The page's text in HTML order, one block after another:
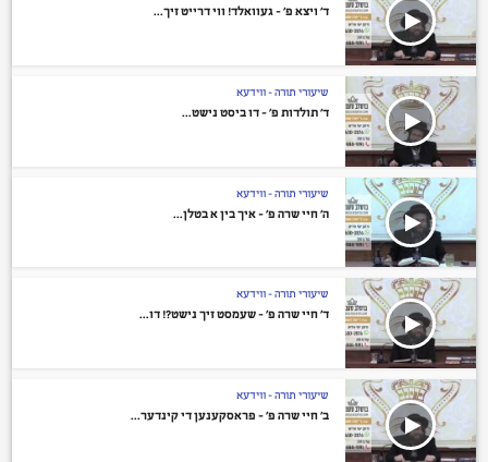
ד’ ויצא פ’ – געוואלד! ווי דרייט זיך...
שיעורי תורה - ווידעא
ד’ תולדות פ’ – דו ביסט נישט...
שיעורי תורה - ווידעא
ה’ חיי שרה פ’ – איך בין א בטלן...
שיעורי תורה - ווידעא
ד’ חיי שרה פ’ – שעמסט זיך נישט?! דו...
שיעורי תורה - ווידעא
ב’ חיי שרה פ’ – פראסקענען די קינדער...